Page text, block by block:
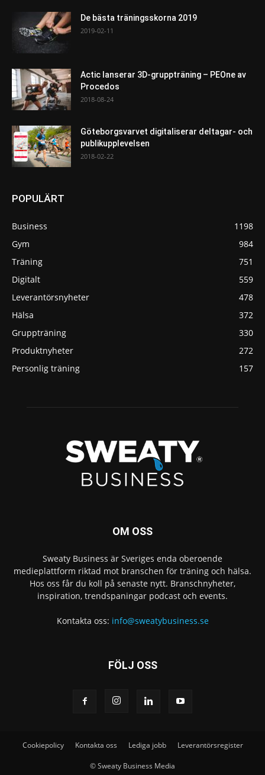
De bästa träningsskorna 2019
2019-02-11
Actic lanserar 3D-gruppträning – PEOne av
Procedos
2018-08-24
Göteborgsvarvet digitaliserar deltagar- och
publikupplevelsen
2018-02-22
POPULÄRT
Business
1198
Gym
984
Träning
751
Digitalt
559
Leverantörsnyheter
478
Hälsa
372
Gruppträning
330
Produktnyheter
272
Personlig träning
157
OM OSS
Sweaty Business är Sveriges enda oberoende
medieplattform riktad mot branschen för träning och hälsa.
Hos oss får du koll på senaste nytt. Branschnyheter,
inspiration, trendspaningar podcast och events.
Kontakta oss: info@sweatybusiness.se
FÖLJ OSS
Cookiepolicy Kontakta oss Lediga jobb Leverantörsregister
© Sweaty Business Media